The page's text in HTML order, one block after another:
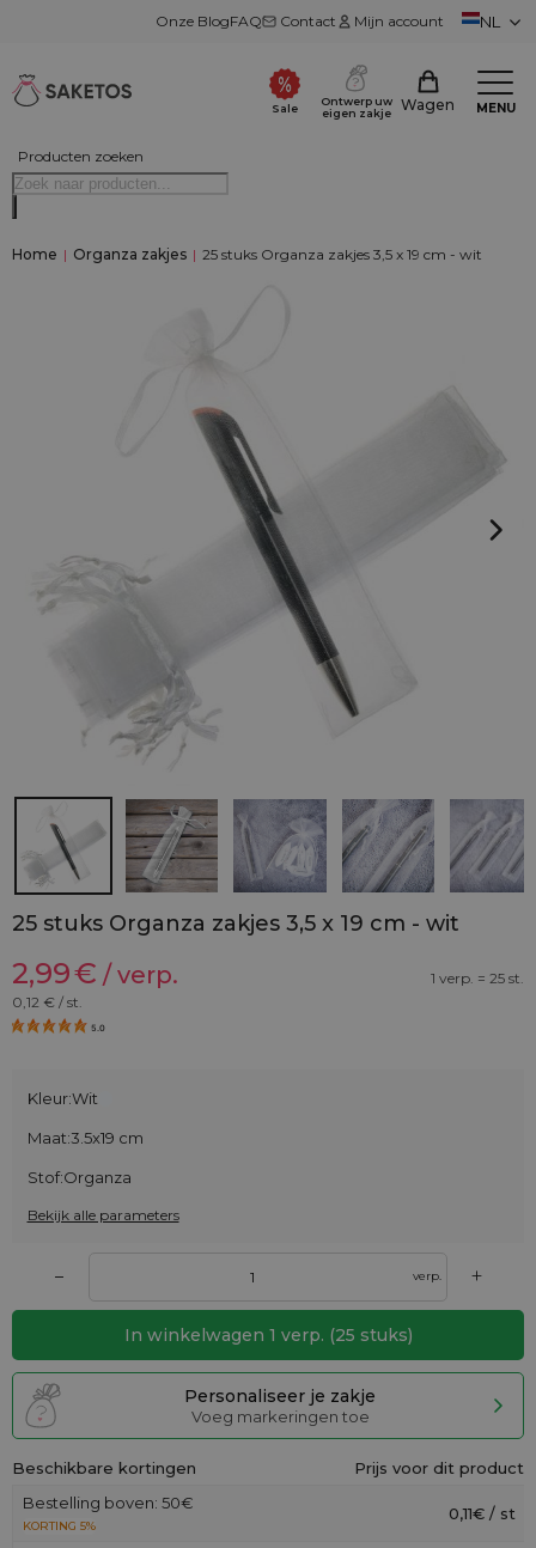
Onze BlogFAQ Contact Mijn account NL
Producten zoeken
Sale
Ontwerp uw
eigen zakje
Wagen MENU
Home | Organza zakjes | 25 stuks Organza zakjes 3,5 x 19 cm - wit
25 stuks Organza zakjes 3,5 x 19 cm - wit
2,99€ / verp.
1 verp. = 25 st.
0,12 € / st.
5.0
Kleur:Wit
Maat:3.5x19 cm
Stof:Organza
Bekijk alle parameters
– verp. +
In winkelwagen 1 verp. (25 stuks)
Personaliseer je zakje
Voeg markeringen toe
Beschikbare kortingen
Prijs voor dit product
Bestelling boven: 50€
KORTING 5%
0,11€ / st